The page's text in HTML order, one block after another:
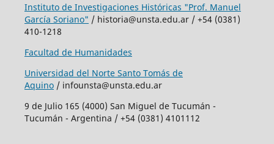
Instituto de Investigaciones Históricas "Prof. Manuel
García Soriano" / historia@unsta.edu.ar / +54 (0381)
410-1218
Facultad de Humanidades
Universidad del Norte Santo Tomás de
Aquino/ infounsta@unsta.edu.ar
9 de Julio 165 (4000) San Miguel de Tucumán -
Tucumán - Argentina / +54 (0381) 4101112